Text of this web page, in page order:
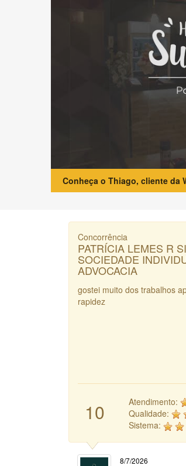
Conheça o Thiago, cliente da
Concorrência
PATRÍCIA LEMES R
SOCIEDADE
ADVOCACIA
gostei muito dos trabalhos
rapidez
10
Atendimento:
Qualidade:
Sistema:
8/7/2026